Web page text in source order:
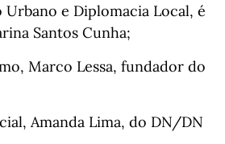
e Diplomacia Local, é
Santos Cunha;
Marco Lessa, fundador do
Amanda Lima, do DN/DN